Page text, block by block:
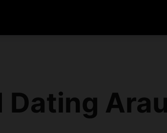
Dating